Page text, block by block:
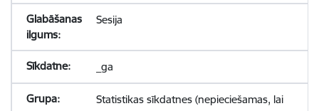
Sesija
_ga
Statistikas sīkdatnes (nepieciešamas, lai